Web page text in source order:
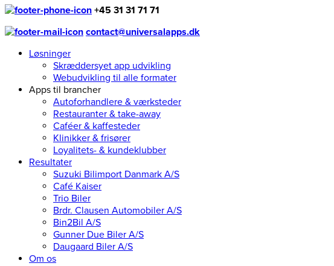
+45 31 31 71 71
contact@universalapps.dk
Løsninger
Skræddersyet app udvikling
Webudvikling til alle formater
Apps til brancher
Autoforhandlere & værksteder
Restauranter & take-away
Caféer & kaffesteder
Klinikker & frisører
Loyalitets- & kundeklubber
Resultater
Suzuki Bilimport Danmark A/S
Café Kaiser
Trio Biler
Brdr. Clausen Automobiler A/S
Bin2Bil A/S
Gunner Due Biler A/S
Daugaard Biler A/S
Om os